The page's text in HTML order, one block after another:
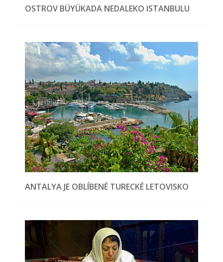
OSTROV BÜYÜKADA NEDALEKO ISTANBULU
ANTALYA JE OBLÍBENÉ TURECKÉ LETOVISKO